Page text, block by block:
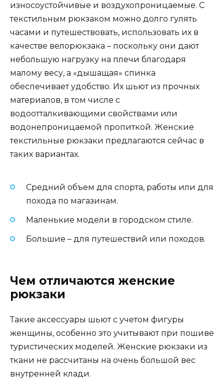
износоустойчивые и воздухопроницаемые. С
текстильным рюкзаком можно долго гулять
часами и путешествовать, использовать их в
качестве велорюкзака – поскольку они дают
небольшую нагрузку на плечи благодаря
малому весу, а «дышащая» спинка
обеспечивает удобство. Их шьют из прочных
материалов, в том числе с
водоотталкивающими свойствами или
водонепроницаемой пропиткой. Женские
текстильные рюкзаки предлагаются сейчас в
таких вариантах.
Средний объем для спорта, работы или для
похода по магазинам.
Маленькие модели в городском стиле.
Большие – для путешествий или походов.
Чем отличаются женские
рюкзаки
Такие аксессуары шьют с учетом фигуры
женщины, особенно это учитывают при пошиве
туристических моделей. Женские рюкзаки из
ткани не рассчитаны на очень большой вес
внутренней клади.